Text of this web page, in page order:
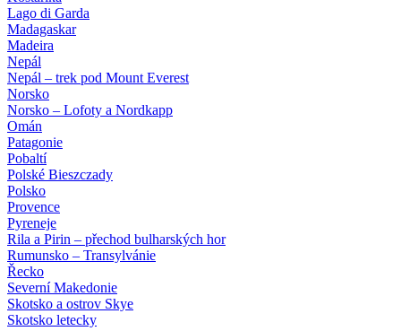
Lago di Garda
Madagaskar
Madeira
Nepál
Nepál – trek pod Mount Everest
Norsko
Norsko – Lofoty a Nordkapp
Omán
Patagonie
Pobaltí
Polské Bieszczady
Polsko
Provence
Pyreneje
Rila a Pirin – přechod bulharských hor
Rumunsko – Transylvánie
Řecko
Severní Makedonie
Skotsko a ostrov Skye
Skotsko letecky